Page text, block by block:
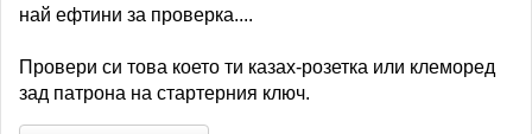
най ефтини за проверка....
Провери си това което ти казах-розетка или клеморед
зад патрона на стартерния ключ.